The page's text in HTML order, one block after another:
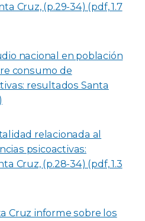
Cruz, (p.29-34) (pdf, 1.7
nacional en población
consumo de
resultados Santa
relacionada al
psicoactivas:
Cruz, (p.28-34) (pdf, 1.3
Cruz informe sobre los